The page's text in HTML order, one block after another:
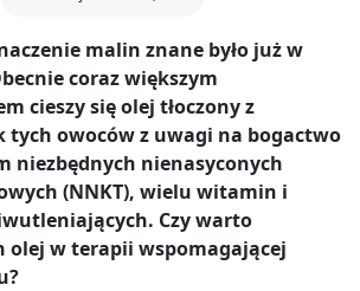
malin znane było już w
coraz większym
cieszy się olej tłoczony z
tych owoców z uwagi na bogactwo
niezbędnych nienasyconych
(NNKT), wielu witamin i
Czy warto
olej w terapii wspomagającej